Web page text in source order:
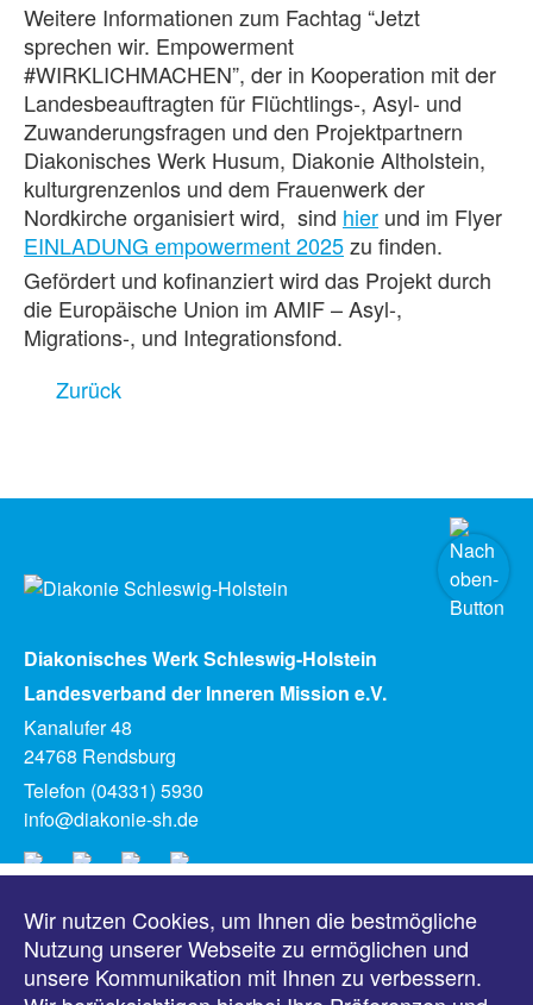
Weitere Informationen zum Fachtag “Jetzt
sprechen wir. Empowerment
#WIRKLICHMACHEN”, der in Kooperation mit der
Landesbeauftragten für Flüchtlings-, Asyl- und
Zuwanderungsfragen und den Projektpartnern
Diakonisches Werk Husum, Diakonie Altholstein,
kulturgrenzenlos und dem Frauenwerk der
Nordkirche organisiert wird, sind hier und im Flyer
EINLADUNG empowerment 2025zu finden.
Gefördert und kofinanziert wird das Projekt durch
die Europäische Union im AMIF – Asyl-,
Migrations-, und Integrationsfond.
Zurück
Diakonisches Werk Schleswig-Holstein
Landesverband der Inneren Mission e.V.
Kanalufer 48
24768 Rendsburg
Telefon (04331) 5930
info@diakonie-sh.de
Meldungen
Veranstaltungen
Wir nutzen Cookies, um Ihnen die bestmögliche
Nutzung unserer Webseite zu ermöglichen und
unsere Kommunikation mit Ihnen zu verbessern.